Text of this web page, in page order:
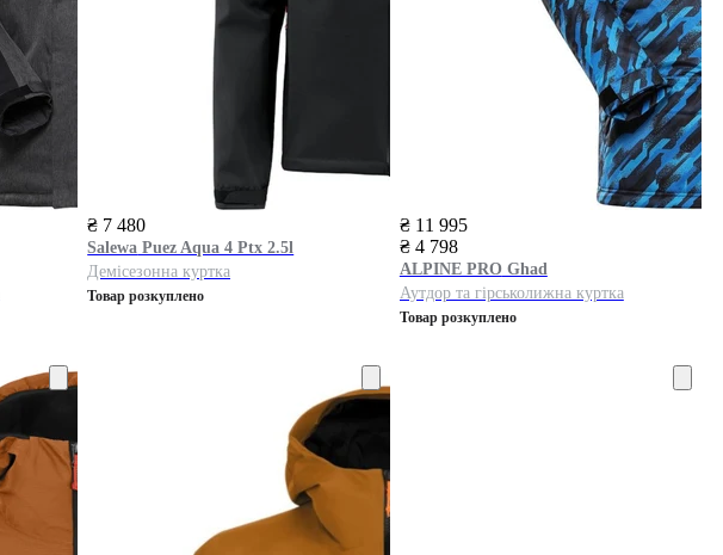
₴ 7 480
Salewa Puez Aqua 4 Ptx 2.5l
Демісезонна куртка
Товар розкуплено
₴ 11 995
₴ 4 798
ALPINE PROGhad
Аутдор та гірськолижна куртка
Товар розкуплено